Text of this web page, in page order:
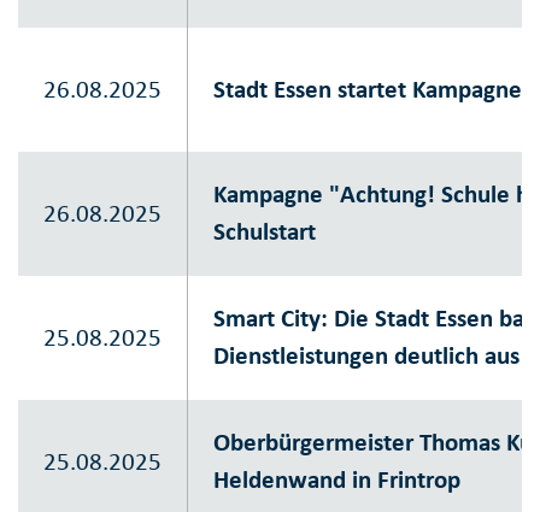
26.08.2025 Stadt Essen startet
26.08.2025
Kampagne "Achtung! Schule
Schulstart
25.08.2025
Smart City: Die Stadt Essen
Dienstleistungen deutlich aus
25.08.2025
Oberbürgermeister Thomas
Heldenwand in Frintrop